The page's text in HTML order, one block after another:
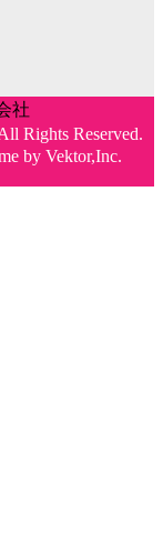
Rights Reserved.
by Vektor,Inc.